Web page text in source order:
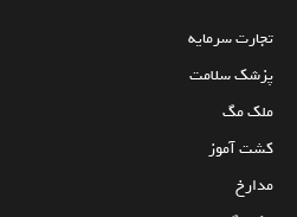
تجارت سرمایه
پزشک سلامت
ملک مگ
کشت آموز
مدارخ